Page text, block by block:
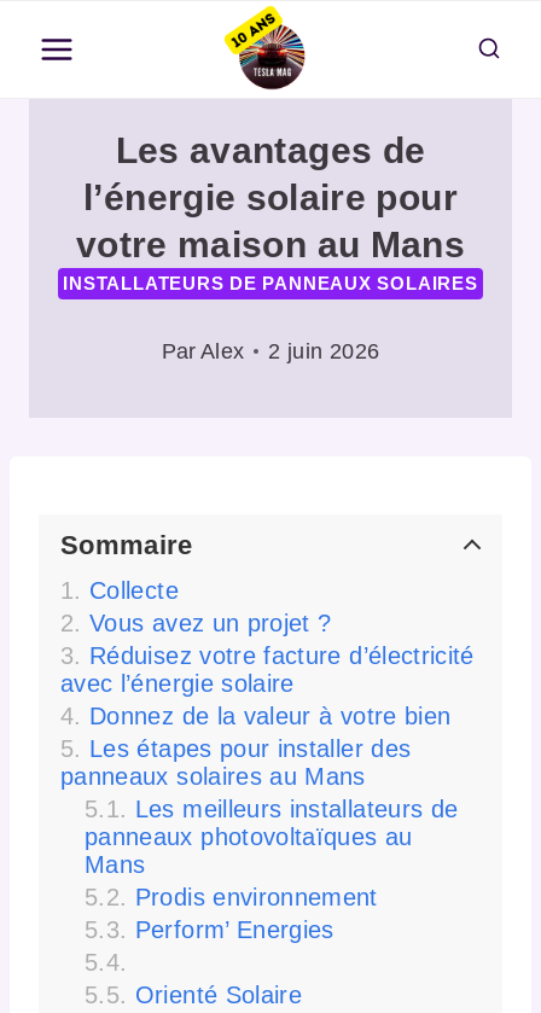
contenu
Les avantages de
l’énergie solaire pour
votre maison au Mans
INSTALLATEURS DE PANNEAUX SOLAIRES
Par Alex 2 juin 2026
Sommaire
Collecte
Vous avez un projet ?
Réduisez votre facture d’électricité
avec l’énergie solaire
Donnez de la valeur à votre bien
Les étapes pour installer des
panneaux solaires au Mans
Les meilleurs installateurs de
panneaux photovoltaïques au
Mans
Prodis environnement
Perform’ Energies
Orienté Solaire